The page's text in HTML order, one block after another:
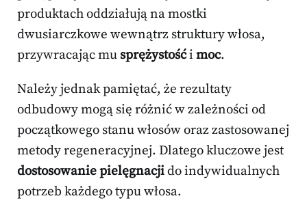
produktach oddziałują na mostki
dwusiarczkowe wewnątrz struktury włosa,
przywracając mu sprężystośći moc.
Należy jednak pamiętać, że rezultaty
odbudowy mogą się różnić w zależności od
początkowego stanu włosów oraz zastosowanej
metody regeneracyjnej. Dlatego kluczowe jest
dostosowanie pielęgnacjido indywidualnych
potrzeb każdego typu włosa.